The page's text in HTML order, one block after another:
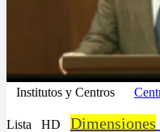
Institutos y Centros
Lista HD Dimensiones